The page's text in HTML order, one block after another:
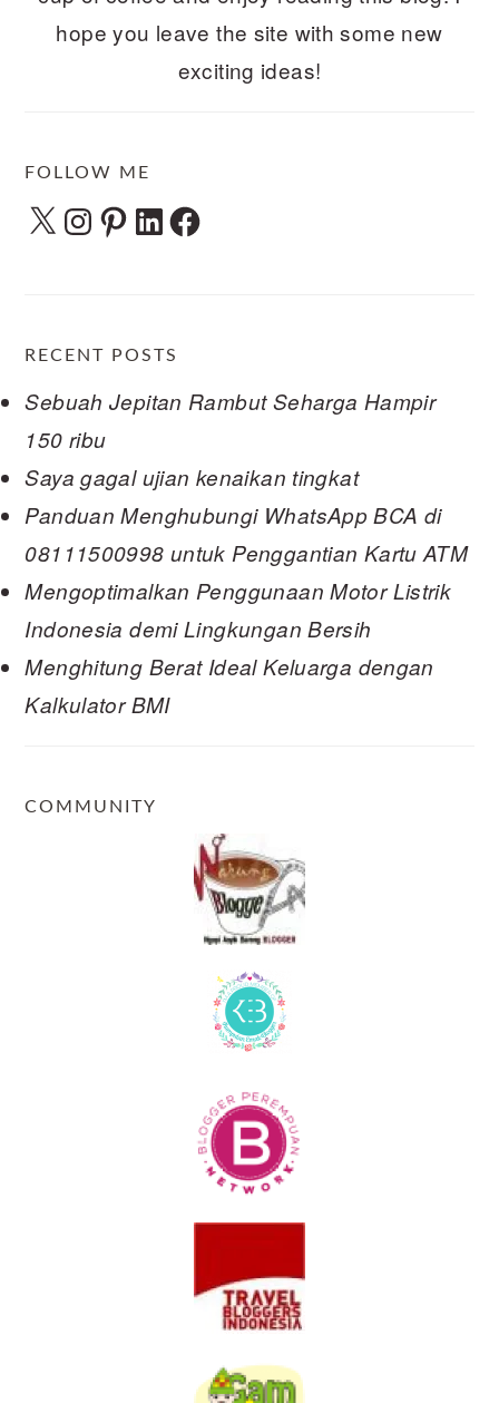
hope you leave the site with some new
exciting ideas!
FOLLOW ME
X Instagram
Pinterest
LinkedInFacebook
RECENT POSTS
Sebuah Jepitan Rambut Seharga Hampir
150 ribu
Saya gagal ujian kenaikan tingkat
Panduan Menghubungi WhatsApp BCA di
08111500998 untuk Penggantian Kartu ATM
Mengoptimalkan Penggunaan Motor Listrik
Indonesia demi Lingkungan Bersih
Menghitung Berat Ideal Keluarga dengan
Kalkulator BMI
COMMUNITY